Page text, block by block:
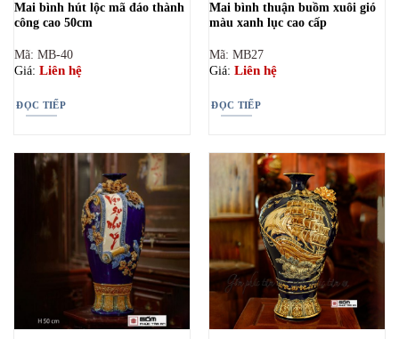
Mai bình hút lộc mã đáo thành
công cao 50cm
Mã: MB-40
Giá: Liên hệ
ĐỌC TIẾP
Mai bình thuận buồm xuôi gió
màu xanh lục cao cấp
Mã: MB27
Giá: Liên hệ
ĐỌC TIẾP